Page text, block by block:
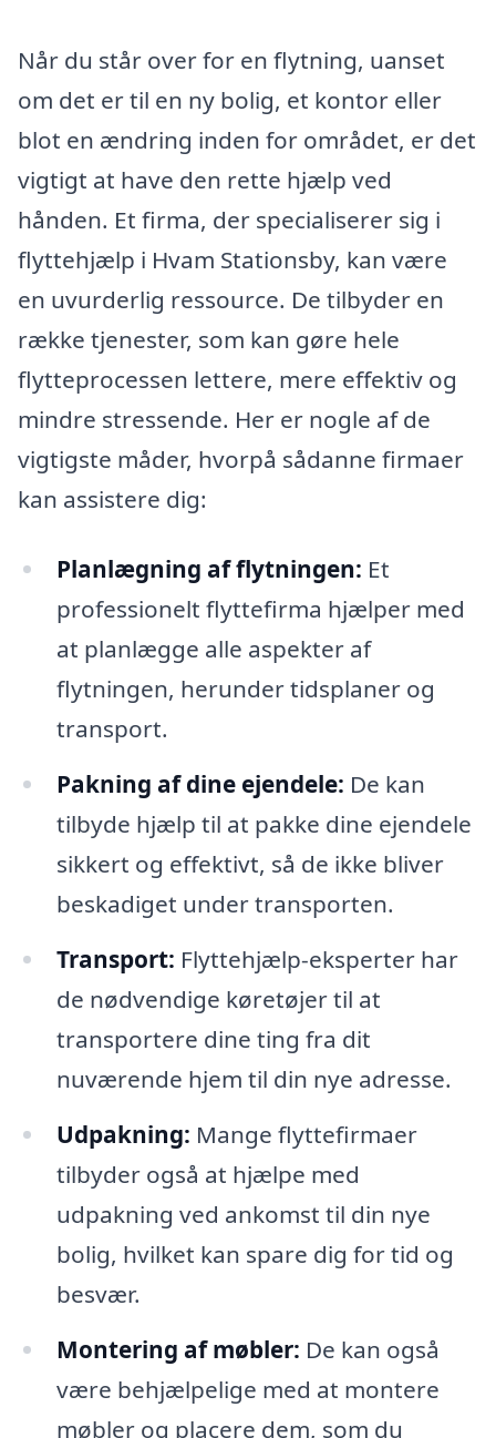
Når du står over for en flytning, uanset
om det er til en ny bolig, et kontor eller
blot en ændring inden for området, er det
vigtigt at have den rette hjælp ved
hånden. Et firma, der specialiserer sig i
flyttehjælp i Hvam Stationsby, kan være
en uvurderlig ressource. De tilbyder en
række tjenester, som kan gøre hele
flytteprocessen lettere, mere effektiv og
mindre stressende. Her er nogle af de
vigtigste måder, hvorpå sådanne firmaer
kan assistere dig:
Planlægning af flytningen: Et
professionelt flyttefirma hjælper med
at planlægge alle aspekter af
flytningen, herunder tidsplaner og
transport.
Pakning af dine ejendele: De kan
tilbyde hjælp til at pakke dine ejendele
sikkert og effektivt, så de ikke bliver
beskadiget under transporten.
Transport: Flyttehjælp-eksperter har
de nødvendige køretøjer til at
transportere dine ting fra dit
nuværende hjem til din nye adresse.
Udpakning: Mange flyttefirmaer
tilbyder også at hjælpe med
udpakning ved ankomst til din nye
bolig, hvilket kan spare dig for tid og
besvær.
Montering af møbler: De kan også
være behjælpelige med at montere
møbler og placere dem, som du